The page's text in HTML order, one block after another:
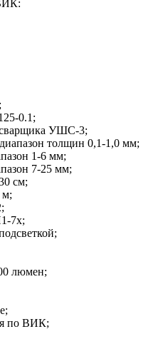
0.1;
УШС-3;
толщин 0,1-1,0 мм;
1-6 мм;
7-25 мм;
см;
м;
7х;
люмен;
по ВИК;